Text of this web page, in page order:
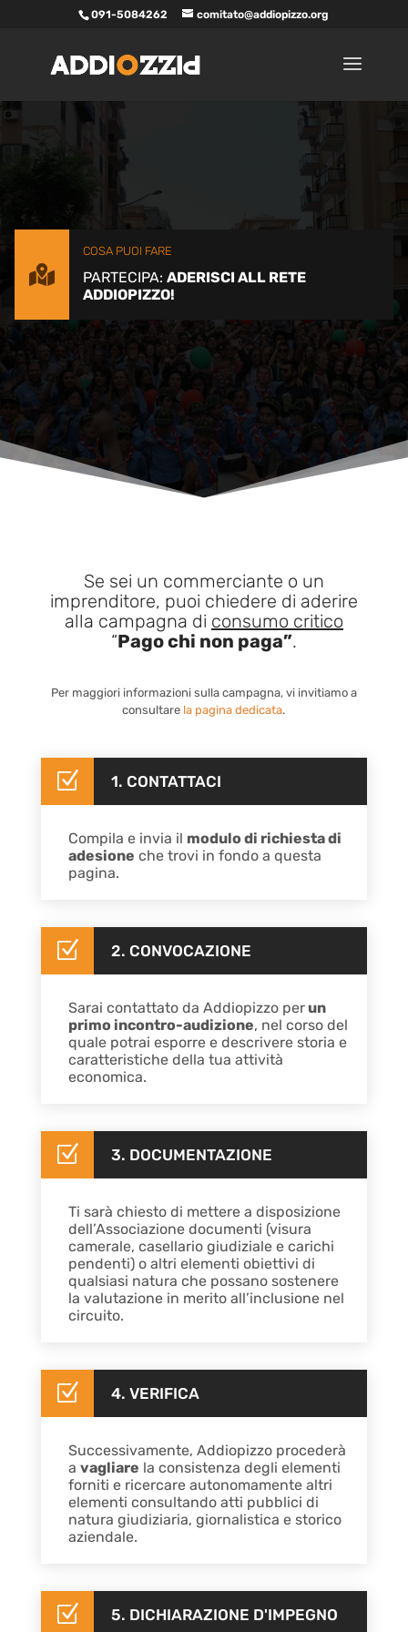
091-5084262 comitato@addiopizzo.org

COSA PUOI FARE
PARTECIPA: ADERISCI ALL RETE
ADDIOPIZZO!
Se sei un commerciante o un
imprenditore, puoi chiedere di aderire
alla campagna di consumo critico
“Pago chi non paga”.
Per maggiori informazioni sulla campagna, vi invitiamo a
consultare la pagina dedicata.
Z 1. CONTATTACI
Compila e invia il modulo di richiesta di
adesione che trovi in fondo a questa
pagina.
Z 2. CONVOCAZIONE
Sarai contattato da Addiopizzo perun
primo incontro-audizione, nel corso del
quale potrai esporre e descrivere storia e
caratteristiche della tua attività
economica.
Z 3. DOCUMENTAZIONE
Ti sarà chiesto di mettere a disposizione
dell’Associazione documenti (visura
camerale, casellario giudiziale e carichi
pendenti) o altri elementi obiettivi di
qualsiasi natura che possano sostenere
la valutazione in merito all’inclusione nel
circuito.
Z 4. VERIFICA
Successivamente, Addiopizzo procederà
a vagliare la consistenza degli elementi
forniti e ricercare autonomamente altri
elementi consultando atti pubblici di
natura giudiziaria, giornalistica e storico
aziendale.
Z 5. DICHIARAZIONE D'IMPEGNO